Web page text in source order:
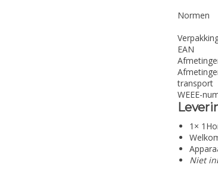
Normen
EAN
transport
WEEE-
1×
Niet